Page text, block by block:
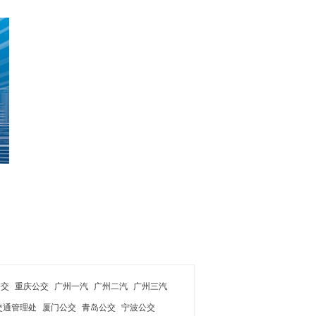
重庆公交 广州一汽 广州二汽 广州三汽
通管理处 厦门公交 青岛公交 宁波公交